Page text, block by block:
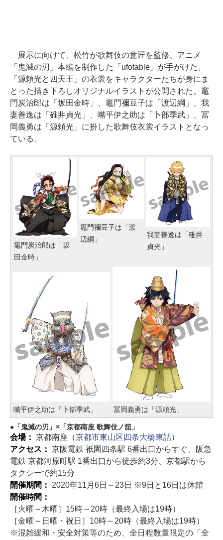
展示に向けて、松竹が歌舞伎の意匠を監修、アニメ
「鬼滅の刃」本編を制作した「ufotable」が手がけた、
「源頼光と四天王」の衣裳をキャラクターたちが身にま
とった描き下ろしオリジナルイラストが公開された。竈
門炭治郎は「坂田金時」、竈門禰豆子は「渡辺綱」、我
妻善逸は「碓井貞光」、嘴平伊之助は「卜部季武」、冨
岡義勇は「源頼光」に扮した歌舞伎衣裳イラストとなっ
ている。
竈門炭治郎は「坂
田金時」
竈門禰豆子は「渡
辺綱」
我妻善逸は「碓井
貞光」
嘴平伊之助は「卜部季武」 冨岡義勇は「源頼光」
「鬼滅の刃」×「京都南座 歌舞伎ノ舘」
会場： 京都南座（京都市東山区四条大橋東詰）
アクセス： 京阪電鉄 衹園四条駅 6番出口からすぐ、阪急
電鉄 京都河原町駅 1番出口から徒歩約3分、京都駅から
タクシーで約15分
開催期間： 2020年11月6日～23日 ※9日と16日は休館
開催時間：
［火曜～木曜］15時～20時（最終入場は19時）
［金曜～日曜・祝日］10時～20時（最終入場は19時）
※混雑緩和・安全対策等のため、全日程数量限定の「全